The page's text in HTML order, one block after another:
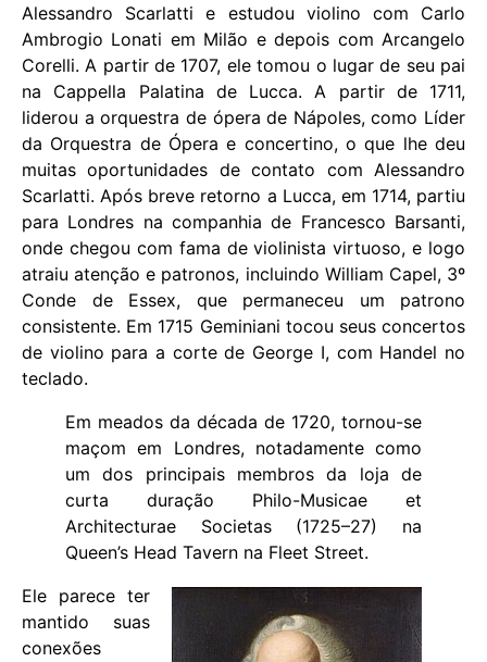
Alessandro Scarlatti e estudou violino com Carlo
Ambrogio Lonati em Milão e depois com Arcangelo
Corelli. A partir de 1707, ele tomou o lugar de seu pai
na Cappella Palatina de Lucca. A partir de 1711,
liderou a orquestra de ópera de Nápoles, como Líder
da Orquestra de Ópera e concertino, o que lhe deu
muitas oportunidades de contato com Alessandro
Scarlatti. Após breve retorno a Lucca, em 1714, partiu
para Londres na companhia de Francesco Barsanti,
onde chegou com fama de violinista virtuoso, e logo
atraiu atenção e patronos, incluindo William Capel, 3º
Conde de Essex, que permaneceu um patrono
consistente. Em 1715 Geminiani tocou seus concertos
de violino para a corte de George I, com Handel no
teclado.
Em meados da década de 1720, tornou-se
maçom em Londres, notadamente como
um dos principais membros da loja de
curta duração Philo-Musicae et
Architecturae Societas (1725–27) na
Queen’s Head Tavern na Fleet Street.
Ele parece ter
mantido suas
conexões